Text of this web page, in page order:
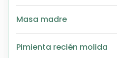
Masa madre
Pimienta recién molida